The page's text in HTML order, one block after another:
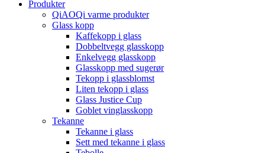
Produkter
QiAOQi varme produkter
Glass kopp
Kaffekopp i glass
Dobbeltvegg glasskopp
Enkelvegg glasskopp
Glasskopp med sugerør
Tekopp i glassblomst
Liten tekopp i glass
Glass Justice Cup
Goblet vinglasskopp
Tekanne
Tekanne i glass
Sett med tekanne i glass